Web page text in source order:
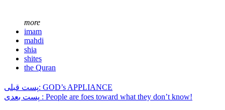
more
imam
mahdi
shia
shites
the Quran
پست قبلی: GOD’s APPLIANCE
پست بعدی : People are foes toward what they don’t know!